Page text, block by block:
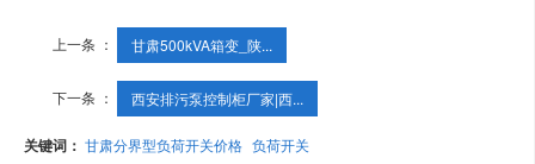
上一条 ： 甘肃500kVA箱变_陕...
下一条 ： 西安排污泵控制柜厂家|西...
关键词： 甘肃分界型负荷开关价格 负荷开关